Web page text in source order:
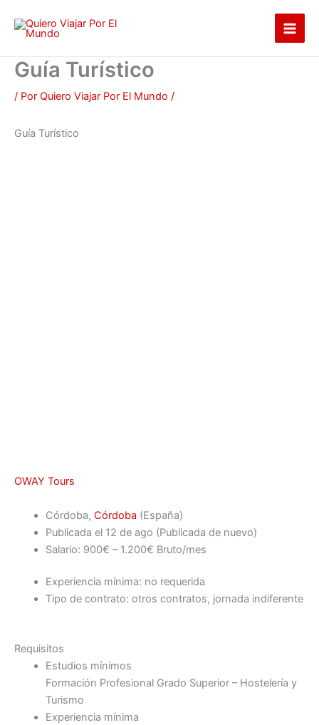
Guía Turístico
/ Por Quiero Viajar Por El Mundo /
Guía Turístico
OWAY Tours
Córdoba, Córdoba (España)
Publicada el 12 de ago (Publicada de nuevo)
Salario: 900€ – 1.200€ Bruto/mes
Experiencia mínima: no requerida
Tipo de contrato: otros contratos, jornada indiferente
Requisitos
Estudios mínimos
Formación Profesional Grado Superior – Hostelería y
Turismo
Experiencia mínima